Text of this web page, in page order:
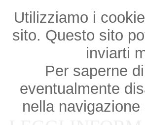
Utilizziamo i
sito. Questo sito
inviarti
Per saperne
eventualmente
nella